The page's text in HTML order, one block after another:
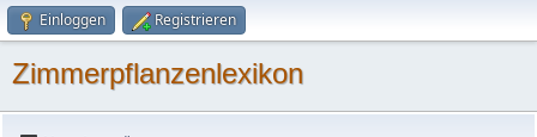
Einloggen Registrieren
Zimmerpflanzenlexikon